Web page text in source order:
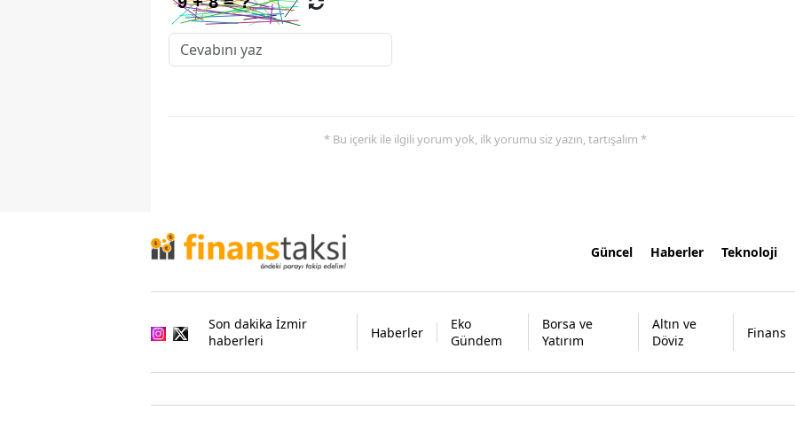
* Bu içerik ile ilgili yorum yok, ilk yorumu siz yazın, tartışalım *
Güncel Haberler Teknoloji
Son dakika İzmir
haberleri
Haberler
Eko
Gündem
Borsa ve
Yatırım
Altın ve
Döviz
Finans